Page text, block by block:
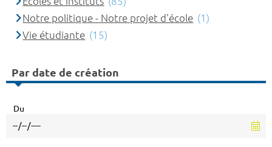
Notre politique - Notre projet d'école (1)
Vie étudiante (15)
Par date de création
Du